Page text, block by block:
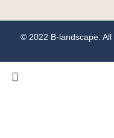
© 2022 B-landscape.